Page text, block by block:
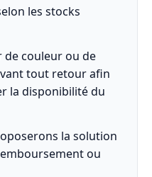
les stocks
de couleur ou de
tout retour afin
la disponibilité du
la solution
ou